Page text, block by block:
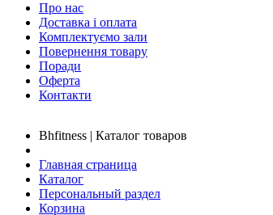
Про нас
Доставка і оплата
Комплектуємо зали
Повернення товару
Поради
Оферта
Контакти
Bhfitness | Каталог товаров
Главная страница
Каталог
Персональный раздел
Корзина